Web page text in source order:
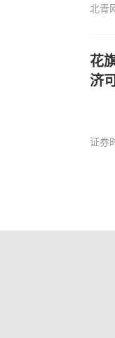
北青
花
济
证券